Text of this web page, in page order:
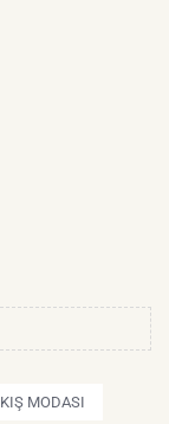
KIŞ MODASI